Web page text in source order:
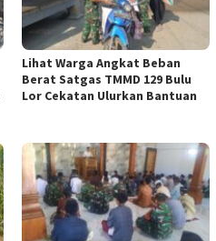
Lihat Warga Angkat Beban
Berat Satgas TMMD 129 Bulu
Lor Cekatan Ulurkan Bantuan